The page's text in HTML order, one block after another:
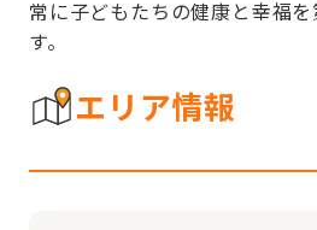
常に子どもたちの健康と幸福
す。
エリア情報